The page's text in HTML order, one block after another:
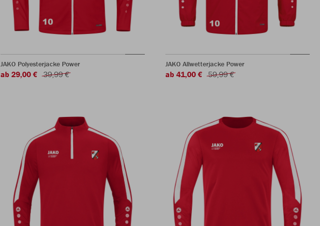
JAKO Polyesterjacke Power
ab 29,00 € 39,99 €
JAKO Allwetterjacke Power
ab 41,00 € 59,99 €